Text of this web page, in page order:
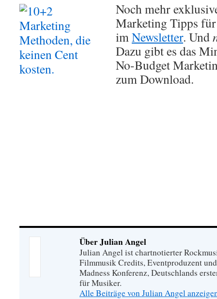
Noch mehr
Marketing Tipps
imNewsletter. Und
Dazu gibt es das
No-Budget
zum Download.
Über Julian Angel
Julian Angel ist chartnotierter
Filmmusik Credits, Eventproduzent
Madness Konferenz, Deutschlands
für Musiker.
Alle Beiträge von Julian Angel